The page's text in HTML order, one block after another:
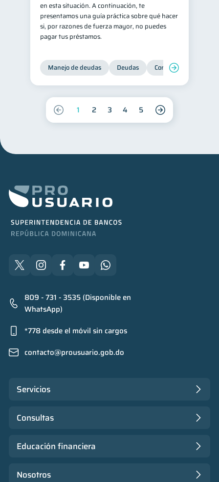
en esta situación. A continuación, te
presentamos una guía práctica sobre qué hacer
si, por razones de fuerza mayor, no puedes
pagar tus préstamos.
Manejo de deudas Deudas Control de deudas
1 2 3 4 5
809 - 731 - 3535 (Disponible en
WhatsApp)
*778 desde el móvil sin cargos
contacto@prousuario.gob.do
Servicios
Consultas
Educación financiera
Nosotros